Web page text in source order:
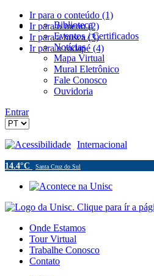
Ir para o conteúdo (1)
Ir para o menu (2)
Ir para a busca (3)
Ir para o rodapé (4)
Biblioteca
Eventos / Certificados
Notícias
Mapa Virtual
Mural Eletrônico
Fale Conosco
Ouvidoria
Entrar
Acessibilidade Internacional
14.4°C Santa Cruz do Sul
Onde Estamos
Tour Virtual
Trabalhe Conosco
Contato